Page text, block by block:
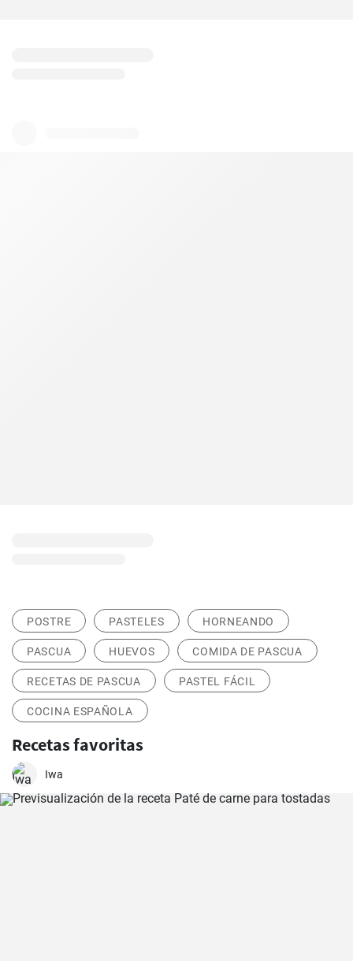
POSTRE PASTELES HORNEANDO
PASCUA HUEVOS COMIDA DE PASCUA
RECETAS DE PASCUA PASTEL FÁCIL
COCINA ESPAÑOLA
Recetas favoritas
Iwa